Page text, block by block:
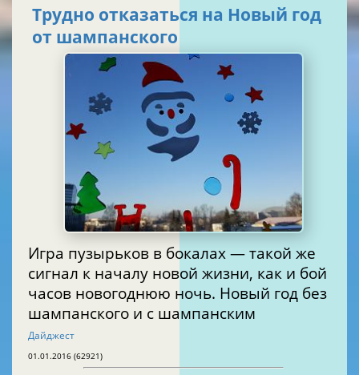
Трудно отказаться на Новый год
от шампанского
Игра пузырьков в бокалах — такой же
сигнал к началу новой жизни, как и бой
часов новогоднюю ночь. Новый год без
шампанского и с шампанским
Дайджест
01.01.2016 (62921)